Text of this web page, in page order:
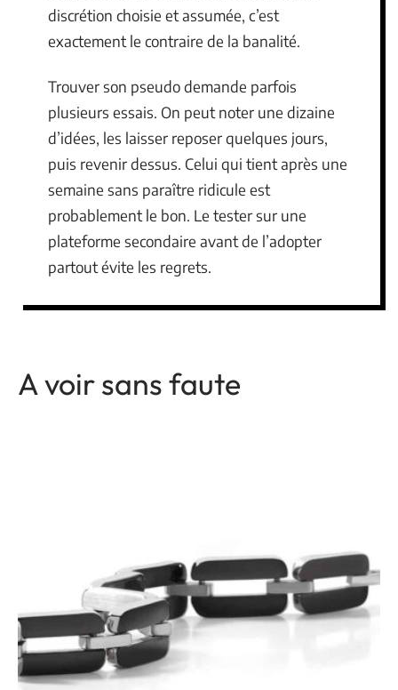
discrétion choisie et assumée, c’est
exactement le contraire de la banalité.
Trouver son pseudo demande parfois
plusieurs essais. On peut noter une dizaine
d’idées, les laisser reposer quelques jours,
puis revenir dessus. Celui qui tient après une
semaine sans paraître ridicule est
probablement le bon. Le tester sur une
plateforme secondaire avant de l’adopter
partout évite les regrets.
A voir sans faute